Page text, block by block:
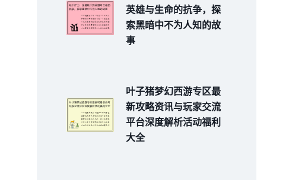
英雄与生命的抗争，探
索黑暗中不为人知的故
事
叶子猪梦幻西游专区最
新攻略资讯与玩家交流
平台深度解析活动福利
大全